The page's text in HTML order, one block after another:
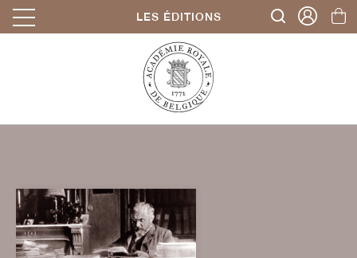
LES ÉDITIONS